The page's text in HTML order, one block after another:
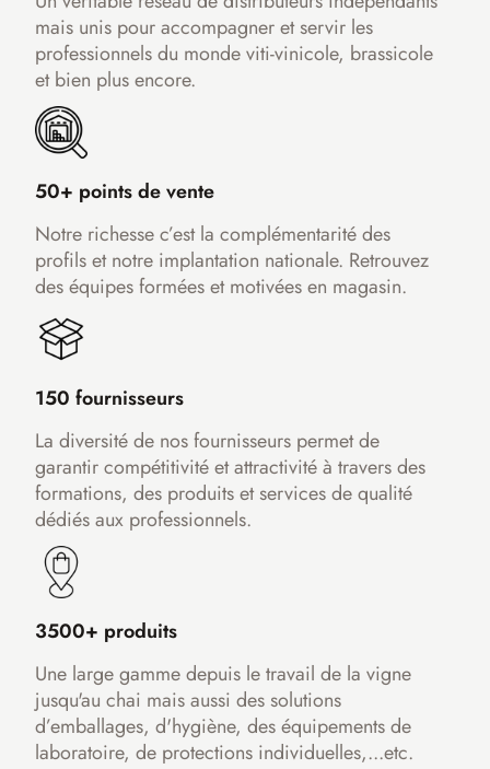
mais unis pour accompagner et servir les
professionnels du monde viti-vinicole, brassicole
et bien plus encore.
50+ points de vente
Notre richesse c’est la complémentarité des
profils et notre implantation nationale. Retrouvez
des équipes formées et motivées en magasin.
150 fournisseurs
La diversité de nos fournisseurs permet de
garantir compétitivité et attractivité à travers des
formations, des produits et services de qualité
dédiés aux professionnels.
3500+ produits
Une large gamme depuis le travail de la vigne
jusqu'au chai mais aussi des solutions
d’emballages, d'hygiène, des équipements de
laboratoire, de protections individuelles,...etc.